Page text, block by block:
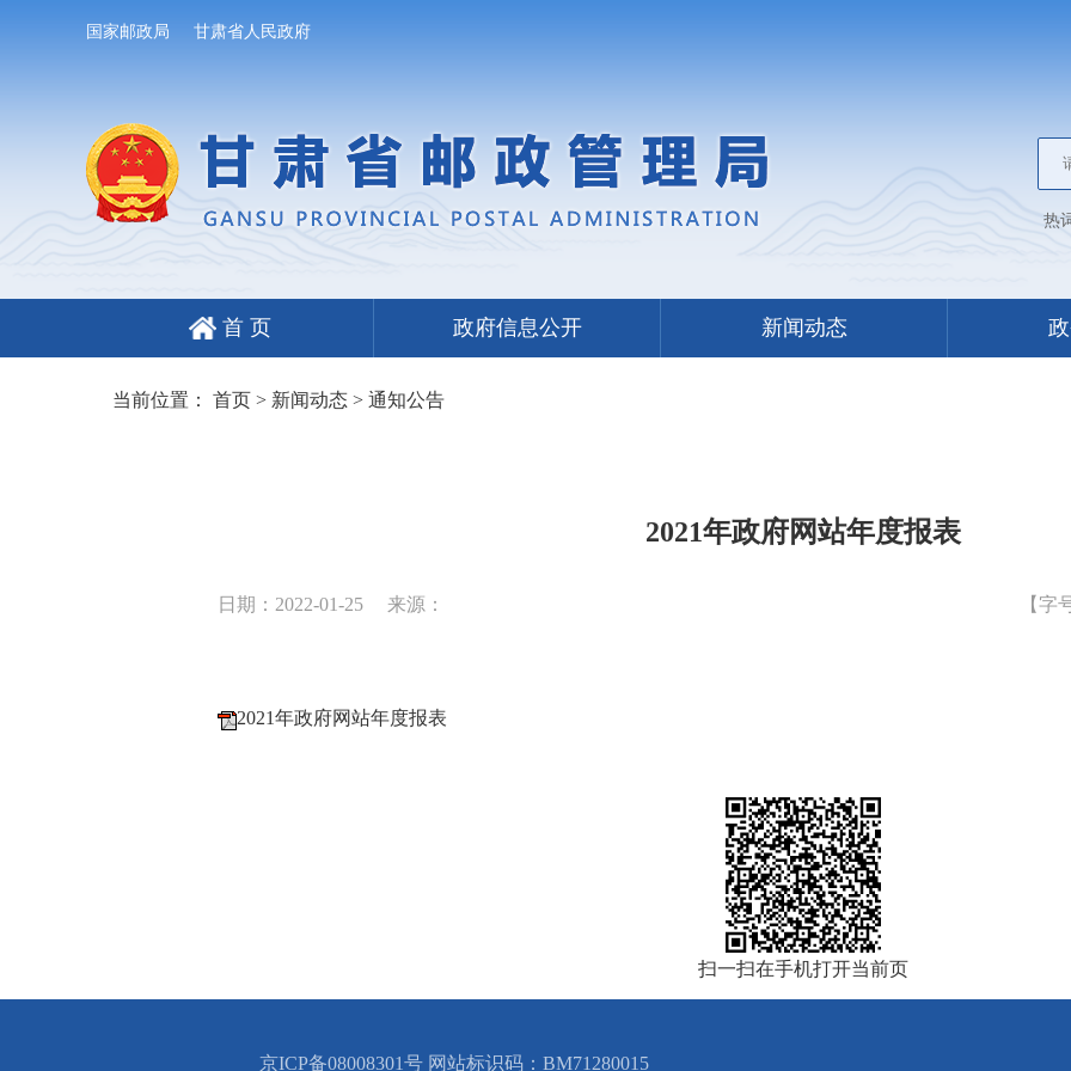
国家邮政局 甘肃省人民政府
热
首 页 政府信息公开 新闻动态
当前位置： 首页> 新闻动态> 通知公告
2021年政府网站年度报表
日期：2022-01-25 来源： 【字
2021年政府网站年度报表
扫一扫在手机打开当前页
京ICP备08008301号 网站标识码：BM71280015